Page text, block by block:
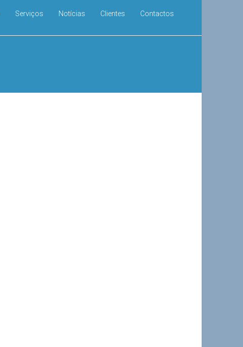
Serviços Notícias Clientes Contactos